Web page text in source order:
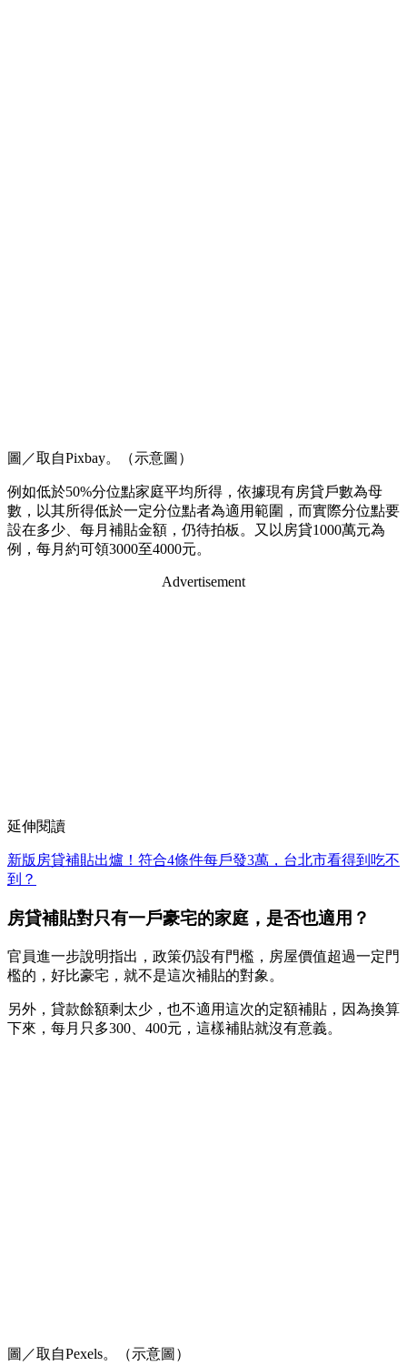
圖／取自Pixbay。（示意圖）
例如低於50%分位點家庭平均所得，依據現有房貸戶數為母
數，以其所得低於一定分位點者為適用範圍，而實際分位點要
設在多少、每月補貼金額，仍待拍板。又以房貸1000萬元為
例，每月約可領3000至4000元。
Advertisement
延伸閱讀
新版房貸補貼出爐！符合4條件每戶發3萬，台北市看得到吃不
到？
房貸補貼對只有一戶豪宅的家庭，是否也適用？
官員進一步說明指出，政策仍設有門檻，房屋價值超過一定門
檻的，好比豪宅，就不是這次補貼的對象。
另外，貸款餘額剩太少，也不適用這次的定額補貼，因為換算
下來，每月只多300、400元，這樣補貼就沒有意義。
圖／取自Pexels。（示意圖）